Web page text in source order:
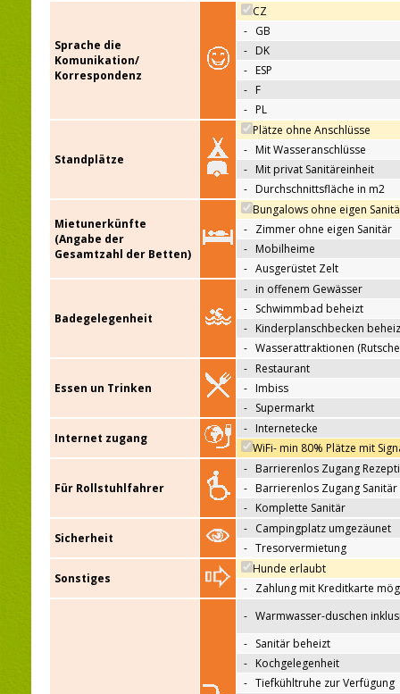
Sprache die
Komunikation/
Korrespondenz
CZ
- GB
- DK
- ESP
- F
- PL
Standplätze
Plätze ohne Anschlüsse
- Mit Wasseranschlüsse
- Mit privat Sanitäreinheit
- Durchschnittsfläche in m2
Mietunerkünfte
(Angabe der
Gesamtzahl der Betten)
Bungalows ohne eigen
- Zimmer ohne eigen Sanitär
- Mobilheime
- Ausgerüstet Zelt
Badegelegenheit
- in offenem Gewässer
- Schwimmbad beheizt
- Kinderplanschbecken
- Wasserattraktionen
Essen un Trinken
- Restaurant
- Imbiss
- Supermarkt
Internet zugang
- Internetecke
WiFi- min 80% Plätze mit
Für Rollstuhlfahrer
- Barrierenlos Zugang
- Barrierenlos Zugang Sanitär
- Komplette Sanitär
Sicherheit
- Campingplatz umgezäunet
- Tresorvermietung
Sonstiges
Hunde erlaubt
- Zahlung mit Kreditkarte
- Warmwasser-duschen
- Sanitär beheizt
- Kochgelegenheit
- Tiefkühltruhe zur Verfügung